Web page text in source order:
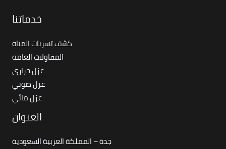
خدماتنا
كشف تسربات المياه
المقاولات العامة
عزل حراري
عزل صوتي
عزل مائي
العنوان
جدة – المملكة العربية السعودية